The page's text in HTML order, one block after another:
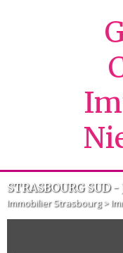
STRASBOURG SUD
Immobilier Strasbourg >